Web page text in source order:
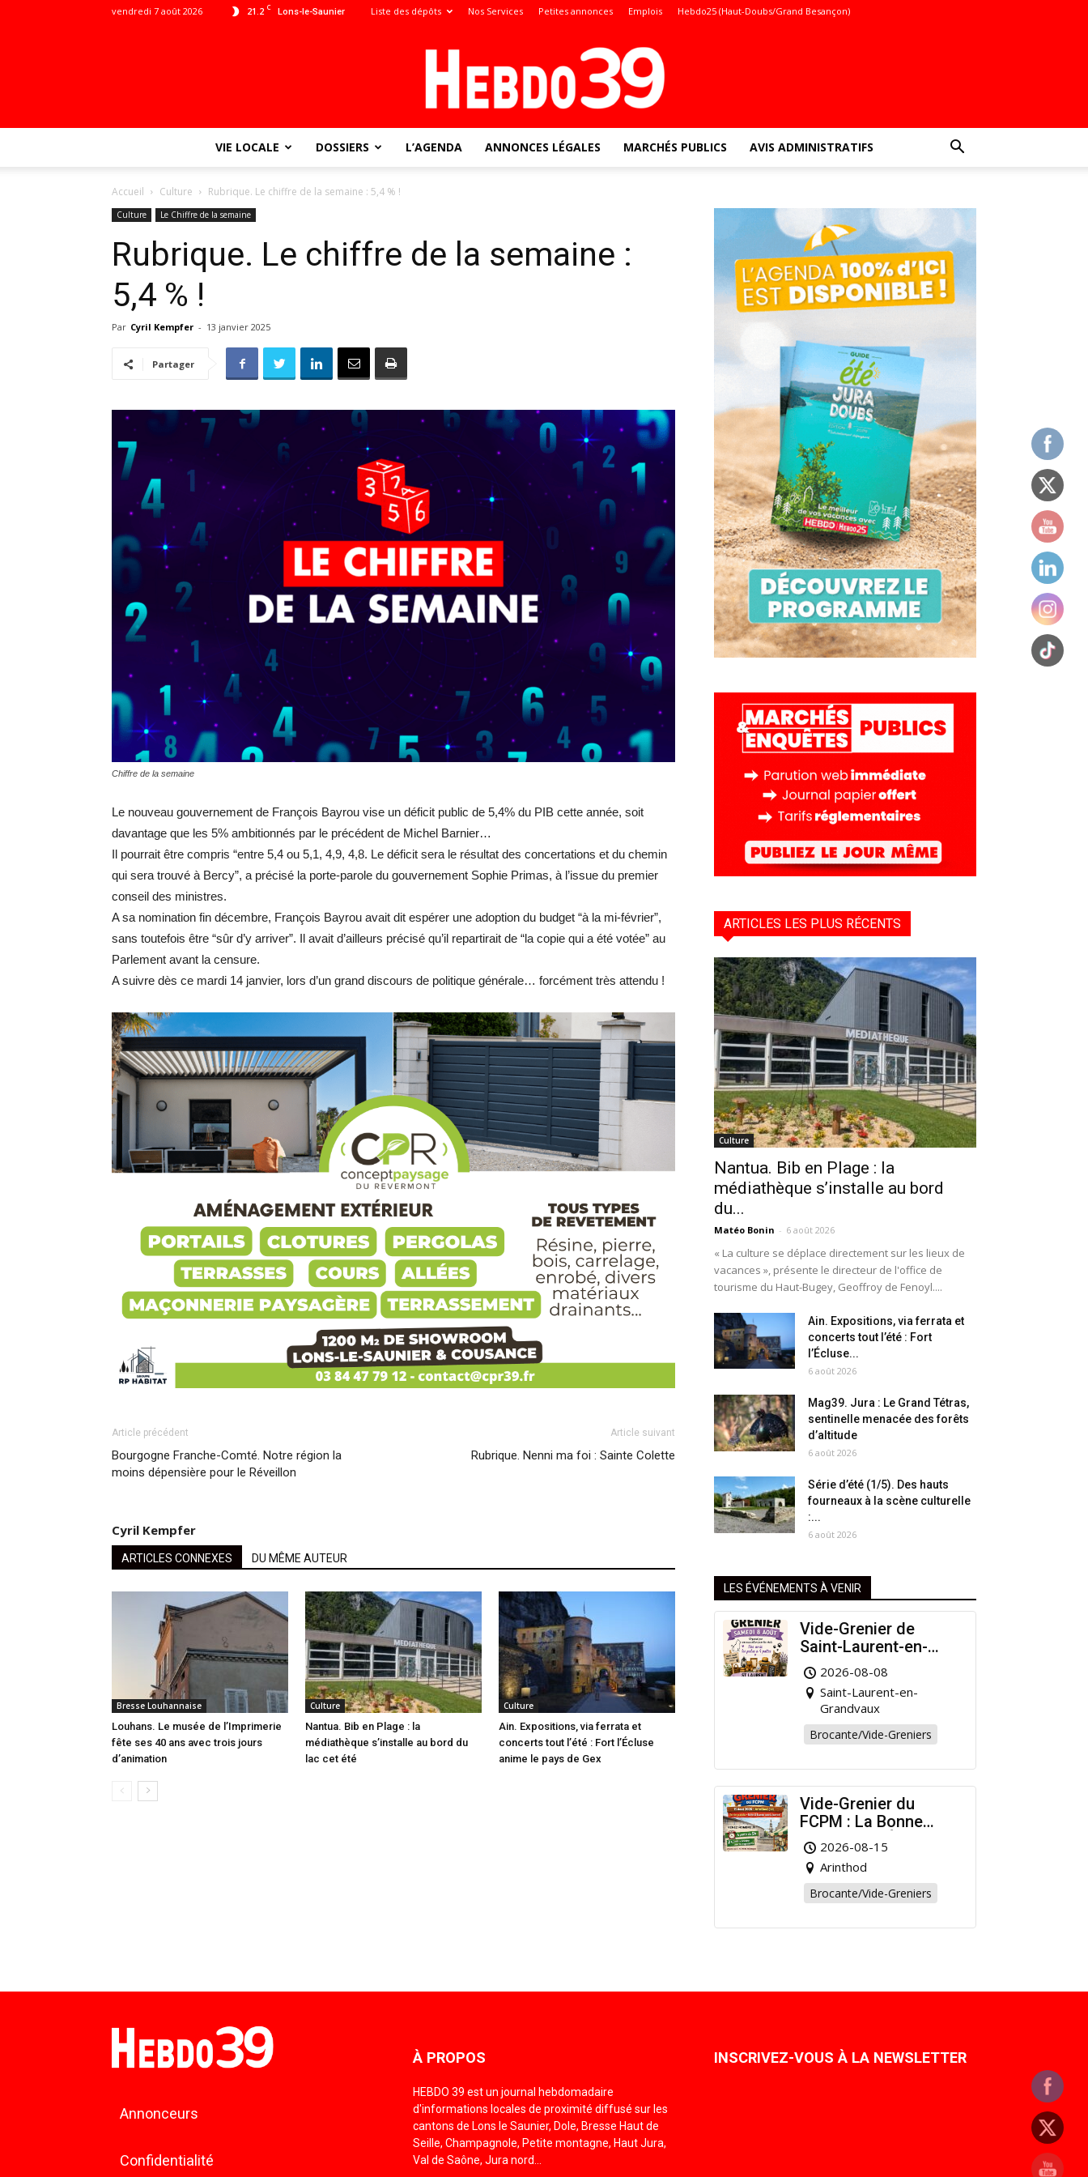
21.2 C Lons-le-Saunier
vendredi 7 août 2026 Liste des dépôts Nos Services Petites annonces Emplois Hebdo25 (Haut-Doubs/Grand Besançon)
locale
VIE LOCALE DOSSIERS L’AGENDA ANNONCES LÉGALES MARCHÉS PUBLICS AVIS ADMINISTRATIFS
Accueil Culture Rubrique. Le chiffre de la semaine : 5,4 % !
Culture Le Chiffre de la semaine
Rubrique. Le chiffre de la semaine :
5,4 % !
Par Cyril Kempfer - 13 janvier 2025
Partager
Chiffre de la semaine
Le nouveau gouvernement de François Bayrou vise un déficit public de 5,4% du PIB cette année, soit
davantage que les 5% ambitionnés par le précédent de Michel Barnier…
Il pourrait être compris “entre 5,4 ou 5,1, 4,9, 4,8. Le déficit sera le résultat des concertations et du chemin
qui sera trouvé à Bercy”, a précisé la porte-parole du gouvernement Sophie Primas, à l’issue du premier
conseil des ministres.
A sa nomination fin décembre, François Bayrou avait dit espérer une adoption du budget “à la mi-février”,
sans toutefois être “sûr d’y arriver”. Il avait d’ailleurs précisé qu’il repartirait de “la copie qui a été votée” au
Parlement avant la censure.
A suivre dès ce mardi 14 janvier, lors d’un grand discours de politique générale… forcément très attendu !
Article précédent
Bourgogne Franche-Comté. Notre région la
moins dépensière pour le Réveillon
Article suivant
Rubrique. Nenni ma foi : Sainte Colette
Cyril Kempfer
ARTICLES CONNEXES DU MÊME AUTEUR
Bresse Louhannaise
Louhans. Le musée de l’Imprimerie
fête ses 40 ans avec trois jours
d’animation
Culture
Nantua. Bib en Plage : la
médiathèque s’installe au bord du
lac cet été
Culture
Ain. Expositions, via ferrata et
concerts tout l’été : Fort l’Écluse
anime le pays de Gex
ARTICLES LES PLUS RÉCENTS
Culture
Nantua. Bib en Plage : la
médiathèque s’installe au bord
du...
Matéo Bonin - 6 août 2026
« La culture se déplace directement sur les lieux de
vacances », présente le directeur de l'office de
tourisme du Haut-Bugey, Geoffroy de Fenoyl....
Ain. Expositions, via ferrata et
concerts tout l’été : Fort
l’Écluse...
6 août 2026
Mag39. Jura : Le Grand Tétras,
sentinelle menacée des forêts
d’altitude
6 août 2026
Série d’été (1/5). Des hauts
fourneaux à la scène culturelle
:...
6 août 2026
LES ÉVÉNEMENTS À VENIR
Vide-Grenier de
Saint-Laurent-en-
Grandvaux : Venez
chiner pour la bonne
cause !
2026-08-08
Saint-Laurent-en-
Grandvaux
Brocante/Vide-Greniers
Vide-Grenier du
FCPM : La Bonne
Affaire de l’Été à
Arinthod !
2026-08-15
Arinthod
Brocante/Vide-Greniers